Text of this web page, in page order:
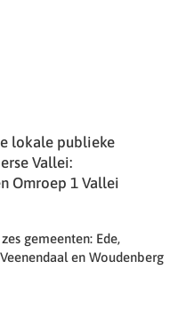
lokale publieke
Vallei:
Omroep 1 Vallei
gemeenten: Ede,
en Woudenberg